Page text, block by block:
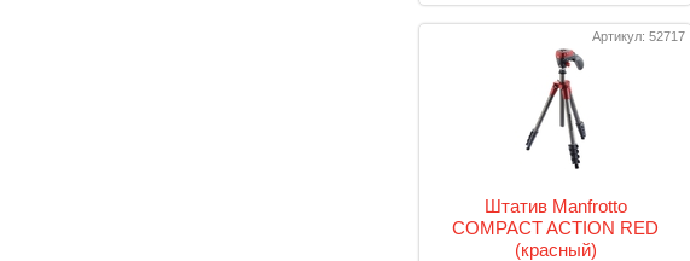
Артикул: 52717
Штатив Manfrotto
COMPACT ACTION RED
(красный)